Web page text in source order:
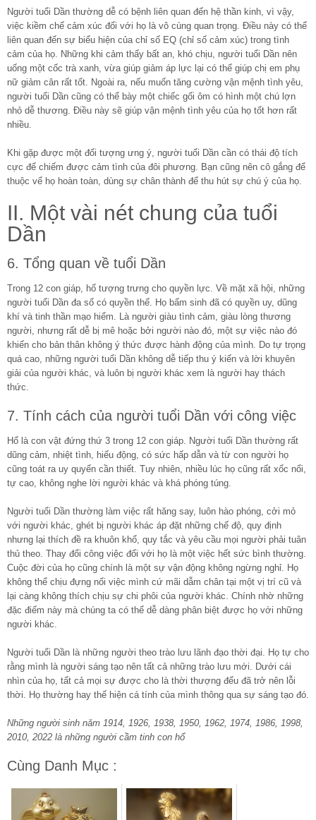
Người tuổi Dần thường dễ có bệnh liên quan đến hệ thần kinh, vì vậy,
việc kiềm chế cảm xúc đối với họ là vô cùng quan trọng. Điều này có thể
liên quan đến sự biểu hiện của chỉ số EQ (chỉ số cảm xúc) trong tình
cảm của họ. Những khi cảm thấy bất an, khó chịu, người tuổi Dần nên
uống một cốc trà xanh, vừa giúp giảm áp lực lại có thể giúp chị em phụ
nữ giảm cân rất tốt. Ngoài ra, nếu muốn tăng cường vận mệnh tình yêu,
người tuổi Dần cũng có thể bày một chiếc gối ôm có hình một chú lợn
nhỏ dễ thương. Điều này sẽ giúp vận mệnh tình yêu của họ tốt hơn rất
nhiều.
Khi gặp được một đối tượng ưng ý, người tuổi Dần cần có thái độ tích
cực để chiếm được cảm tình của đôi phương. Bạn cũng nên cô gắng để
thuộc vể họ hoàn toàn, dùng sự chân thành để thu hút sự chú ý của họ.
II. Một vài nét chung của tuổi
Dần
6. Tổng quan về tuổi Dần
Trong 12 con giáp, hổ tượng trưng cho quyền lực. Về mặt xã hội, những
người tuổi Dần đa số có quyền thế. Họ bẩm sinh đã có quyền uy, dũng
khí và tinh thần mạo hiểm. Là người giàu tình cảm, giàu lòng thương
người, nhưng rất dễ bị mê hoặc bởi người nào đó, một sự việc nào đó
khiến cho bản thân không ý thức được hành động của mình. Do tự trọng
quá cao, những người tuổi Dần không dễ tiếp thu ý kiến và lời khuyên
giải của người khác, và luôn bị người khác xem là người hay thách
thức.
7. Tính cách của người tuổi Dần với công việc
Hổ là con vật đứng thứ 3 trong 12 con giáp. Người tuổi Dần thường rất
dũng cảm, nhiệt tình, hiếu động, có sức hấp dẫn và từ con người họ
cũng toát ra uy quyển cần thiết. Tuy nhiên, nhiều lúc họ cũng rất xổc nổi,
tự cao, không nghe lời người khác và khá phóng túng.
Người tuổi Dần thường làm việc rất hăng say, luôn hào phóng, cởi mỏ
với người khác, ghét bị người khác áp đặt những chế độ, quy định
nhưng lại thích đề ra khuôn khổ, quy tắc và yêu cầu mọi người phải tuân
thủ theo. Thay đổi công việc đối với họ là một việc hết sức bình thường.
Cuộc đời của họ cũng chính là một sự vận động không ngừng nghỉ. Họ
không thể chịu đựng nối việc mình cứ mãi dẫm chân tại một vị trí cũ và
lại càng không thích chịu sự chi phôi của người khác. Chính nhờ những
đặc điếm này mà chúng ta có thể dễ dàng phân biệt được họ với những
người khác.
Người tuổi Dần là những người theo trào lưu lãnh đạo thời đại. Họ tự cho
rằng mình là người sáng tạo nên tất cả những trào lưu mới. Dưới cái
nhìn của họ, tất cả mọi sự được cho là thời thượng đểu đã trở nên lỗi
thời. Họ thường hay thế hiện cá tính của mình thông qua sự sáng tạo đó.
Những người sinh năm 1914, 1926, 1938, 1950, 1962, 1974, 1986, 1998,
2010, 2022 là những người cầm tinh con hổ
Cùng Danh Mục :